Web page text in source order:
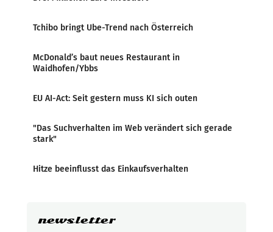
Tchibo bringt Ube-Trend nach Österreich
McDonald’s baut neues Restaurant in
Waidhofen/Ybbs
EU AI-Act: Seit gestern muss KI sich outen
"Das Suchverhalten im Web verändert sich gerade
stark"
Hitze beeinflusst das Einkaufsverhalten
newsletter